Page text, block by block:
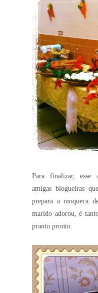
Para finalizar, esse
amigas blogueiras
prepara a moqueca
marido adorou, é
pranto pronto.